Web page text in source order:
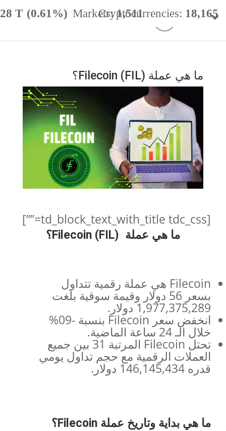
ما هي عملة (FIL) Filecoin؟
[td_block_text_with_title tdc_css=””]
ما هي عملة (FIL) Filecoin؟
Filecoin هي عملة رقمية تتداول
بسعر 56 دولار وقيمة سوقية بلغت
1,977,375,289 دولار.
انخفض سعر Filecoin بنسبة -09%
خلال الـ 24 ساعة الماضية.
تحتل Filecoin المرتبة 31 بين جميع
العملات الرقمية مع حجم تداول يومي
قدره 146,145,434 دولار.
ما هي بداية وتاريخ عملة Filecoin؟
Cryptocurrencies: 18,165
Markets:1,511
T (0.61%)
24h Vol:$ 49.98 B
56.59%